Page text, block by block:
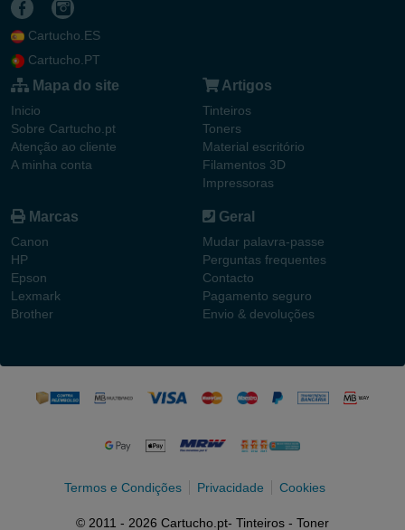
Cartucho.ES
Cartucho.PT
Mapa do site
Inicio
Sobre Cartucho.pt
Atenção ao cliente
A minha conta
Artigos
Tinteiros
Toners
Material escritório
Filamentos 3D
Impressoras
Marcas
Canon
HP
Epson
Lexmark
Brother
Geral
Mudar palavra-passe
Perguntas frequentes
Contacto
Pagamento seguro
Envio & devoluções
Termos e Condições Privacidade Cookies
© 2011 - 2026 Cartucho.pt- Tinteiros - Toner